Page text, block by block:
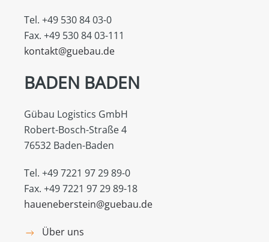
Tel. +49 530 84 03-0
Fax. +49 530 84 03-111
kontakt@guebau.de
BADEN BADEN
Gübau Logistics GmbH
Robert-Bosch-Straße 4
76532 Baden-Baden
Tel. +49 7221 97 29 89-0
Fax. +49 7221 97 29 89-18
haueneberstein@guebau.de
Über uns